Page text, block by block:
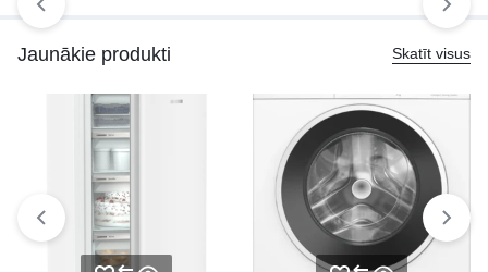
Jaunākie produkti Skatīt visus